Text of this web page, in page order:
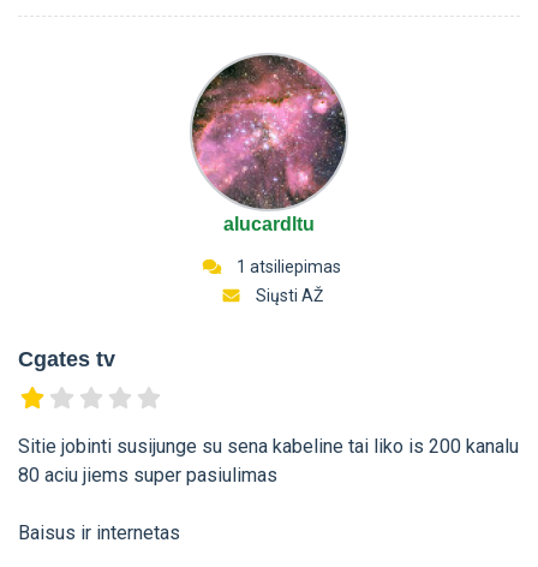
alucardltu
1 atsiliepimas
Siųsti AŽ
Cgates tv
Sitie jobinti susijunge su sena kabeline tai liko is 200 kanalu
80 aciu jiems super pasiulimas
Baisus ir internetas